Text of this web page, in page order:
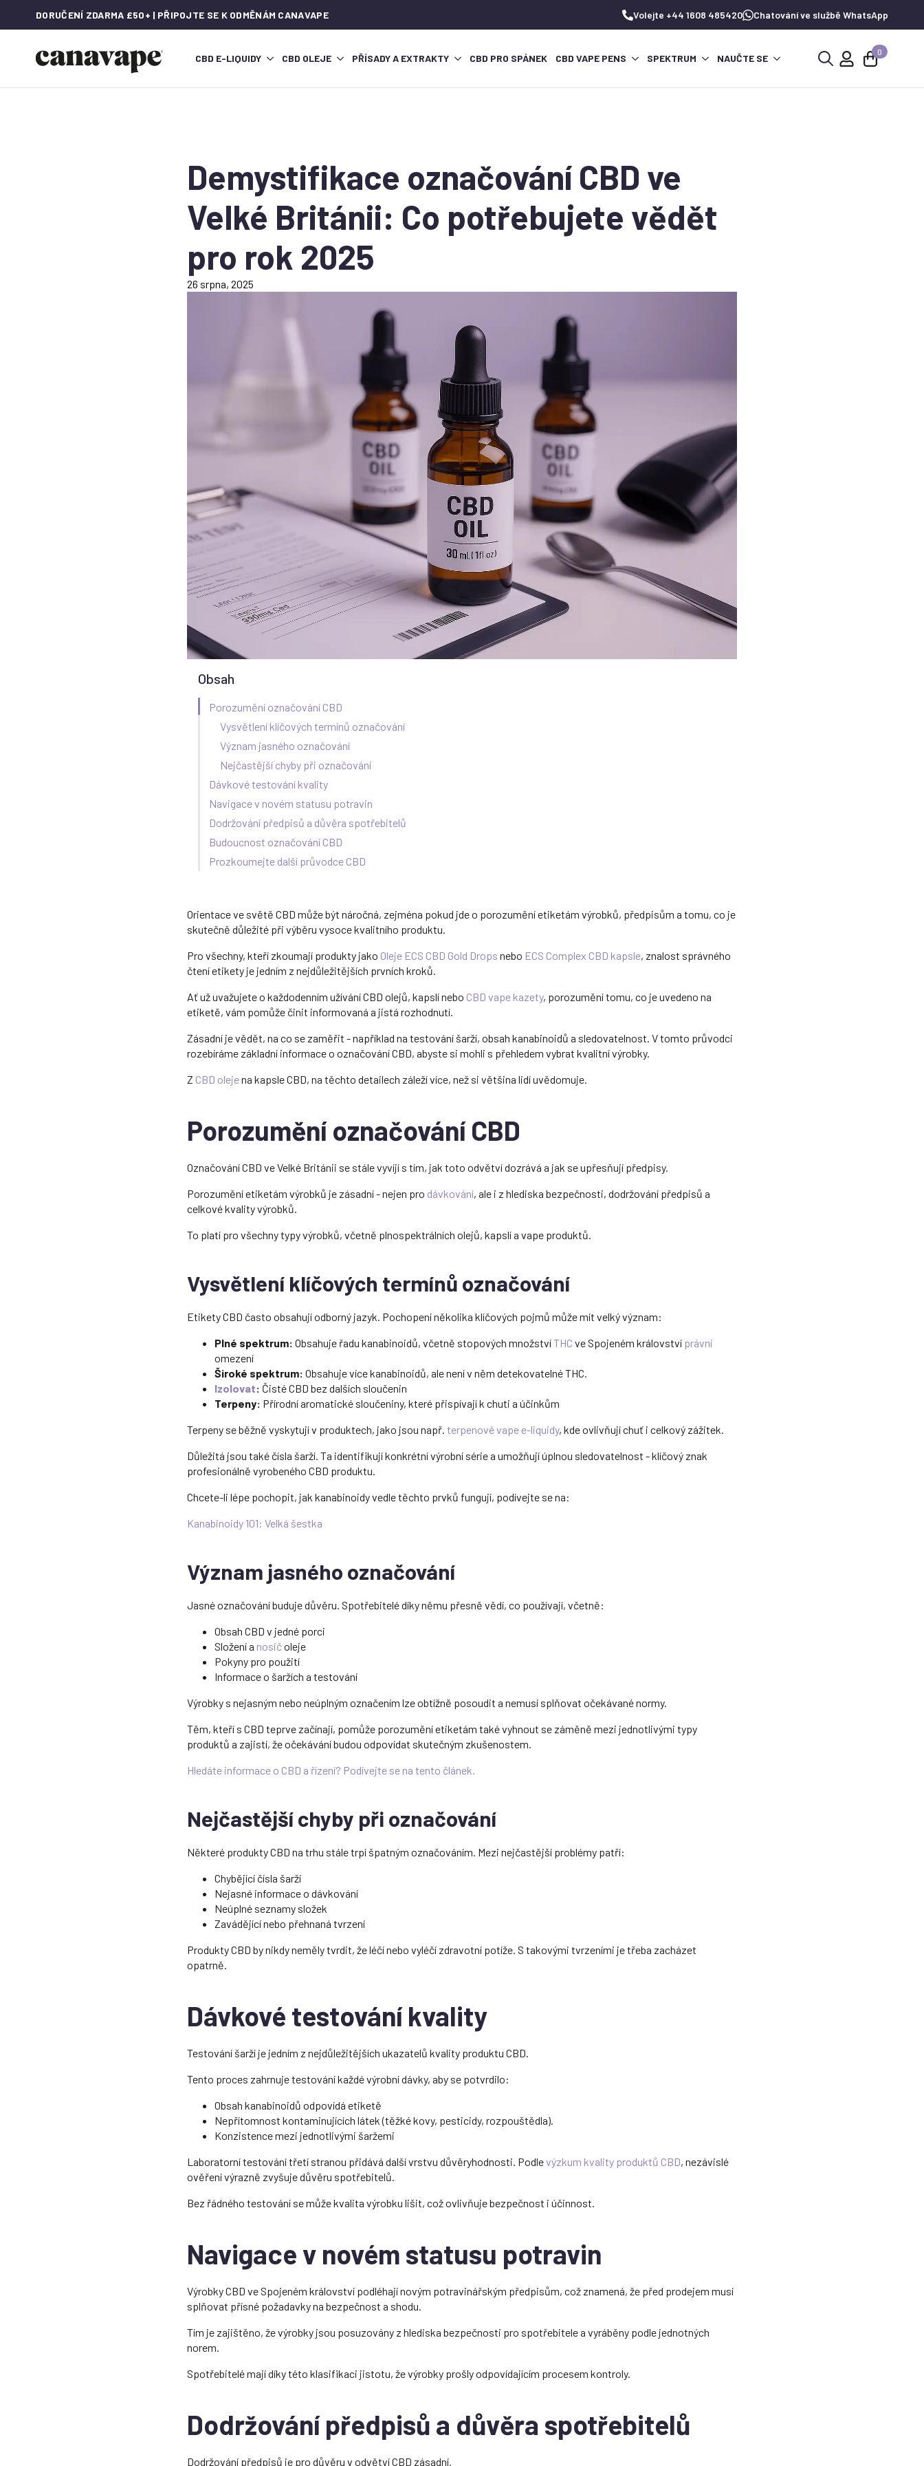
DORUČENÍ ZDARMA £50+ | PŘIPOJTE SE K ODMĚNÁM CANAVAPE Volejte +44 1608 485420 Chatování ve službě WhatsApp
CBD E-LIQUIDY CBD OLEJE PŘÍSADY A EXTRAKTY CBD PRO SPÁNEK CBD VAPE PENS SPEKTRUM NAUČTE SE
0
Demystifikace označování CBD ve
Velké Británii: Co potřebujete vědět
pro rok 2025
26 srpna, 2025
Obsah
Porozumění označování CBD
Vysvětlení klíčových termínů označování
Význam jasného označování
Nejčastější chyby při označování
Dávkové testování kvality
Navigace v novém statusu potravin
Dodržování předpisů a důvěra spotřebitelů
Budoucnost označování CBD
Prozkoumejte další průvodce CBD
Orientace ve světě CBD může být náročná, zejména pokud jde o porozumění etiketám výrobků, předpisům a tomu, co je
skutečně důležité při výběru vysoce kvalitního produktu.
Pro všechny, kteří zkoumají produkty jako Oleje ECS CBD Gold Drops nebo ECS Complex CBD kapsle, znalost správného
čtení etikety je jedním z nejdůležitějších prvních kroků.
Ať už uvažujete o každodenním užívání CBD olejů, kapslí nebo CBD vape kazety, porozumění tomu, co je uvedeno na
etiketě, vám pomůže činit informovaná a jistá rozhodnutí.
Zásadní je vědět, na co se zaměřit - například na testování šarží, obsah kanabinoidů a sledovatelnost. V tomto průvodci
rozebíráme základní informace o označování CBD, abyste si mohli s přehledem vybrat kvalitní výrobky.
Z CBD olejena kapsle CBD, na těchto detailech záleží více, než si většina lidí uvědomuje.
Porozumění označování CBD
Označování CBD ve Velké Británii se stále vyvíjí s tím, jak toto odvětví dozrává a jak se upřesňují předpisy.
Porozumění etiketám výrobků je zásadní - nejen pro dávkování, ale i z hlediska bezpečnosti, dodržování předpisů a
celkové kvality výrobků.
To platí pro všechny typy výrobků, včetně plnospektrálních olejů, kapslí a vape produktů.
Vysvětlení klíčových termínů označování
Etikety CBD často obsahují odborný jazyk. Pochopení několika klíčových pojmů může mít velký význam:
Plné spektrum: Obsahuje řadu kanabinoidů, včetně stopových množstvíTHC ve Spojeném království právní
omezení
Široké spektrum: Obsahuje více kanabinoidů, ale není v něm detekovatelné THC.
Izolovat: Čisté CBD bez dalších sloučenin
Terpeny: Přírodní aromatické sloučeniny, které přispívají k chuti a účinkům
Terpeny se běžně vyskytují v produktech, jako jsou např. terpenové vape e-liquidy, kde ovlivňují chuť i celkový zážitek.
Důležitá jsou také čísla šarží. Ta identifikují konkrétní výrobní série a umožňují úplnou sledovatelnost - klíčový znak
profesionálně vyrobeného CBD produktu.
Chcete-li lépe pochopit, jak kanabinoidy vedle těchto prvků fungují, podívejte se na:
Kanabinoidy 101: Velká šestka
Význam jasného označování
Jasné označování buduje důvěru. Spotřebitelé díky němu přesně vědí, co používají, včetně:
Obsah CBD v jedné porci
Složení a nosičoleje
Pokyny pro použití
Informace o šaržích a testování
Výrobky s nejasným nebo neúplným označením lze obtížně posoudit a nemusí splňovat očekávané normy.
Těm, kteří s CBD teprve začínají, pomůže porozumění etiketám také vyhnout se záměně mezi jednotlivými typy
produktů a zajistí, že očekávání budou odpovídat skutečným zkušenostem.
Hledáte informace o CBD a řízení? Podívejte se na tento článek.
Nejčastější chyby při označování
Některé produkty CBD na trhu stále trpí špatným označováním. Mezi nejčastější problémy patří:
Chybějící čísla šarží
Nejasné informace o dávkování
Neúplné seznamy složek
Zavádějící nebo přehnaná tvrzení
Produkty CBD by nikdy neměly tvrdit, že léčí nebo vyléčí zdravotní potíže. S takovými tvrzeními je třeba zacházet
opatrně.
Dávkové testování kvality
Testování šarží je jedním z nejdůležitějších ukazatelů kvality produktu CBD.
Tento proces zahrnuje testování každé výrobní dávky, aby se potvrdilo:
Obsah kanabinoidů odpovídá etiketě
Nepřítomnost kontaminujících látek (těžké kovy, pesticidy, rozpouštědla).
Konzistence mezi jednotlivými šaržemi
Laboratorní testování třetí stranou přidává další vrstvu důvěryhodnosti. Podlevýzkum kvality produktů CBD, nezávislé
ověření výrazně zvyšuje důvěru spotřebitelů.
Bez řádného testování se může kvalita výrobku lišit, což ovlivňuje bezpečnost i účinnost.
Navigace v novém statusu potravin
Výrobky CBD ve Spojeném království podléhají novým potravinářským předpisům, což znamená, že před prodejem musí
splňovat přísné požadavky na bezpečnost a shodu.
Tím je zajištěno, že výrobky jsou posuzovány z hlediska bezpečnosti pro spotřebitele a vyráběny podle jednotných
norem.
Spotřebitelé mají díky této klasifikaci jistotu, že výrobky prošly odpovídajícím procesem kontroly.
Dodržování předpisů a důvěra spotřebitelů
Dodržování předpisů je pro důvěru v odvětví CBD zásadní.